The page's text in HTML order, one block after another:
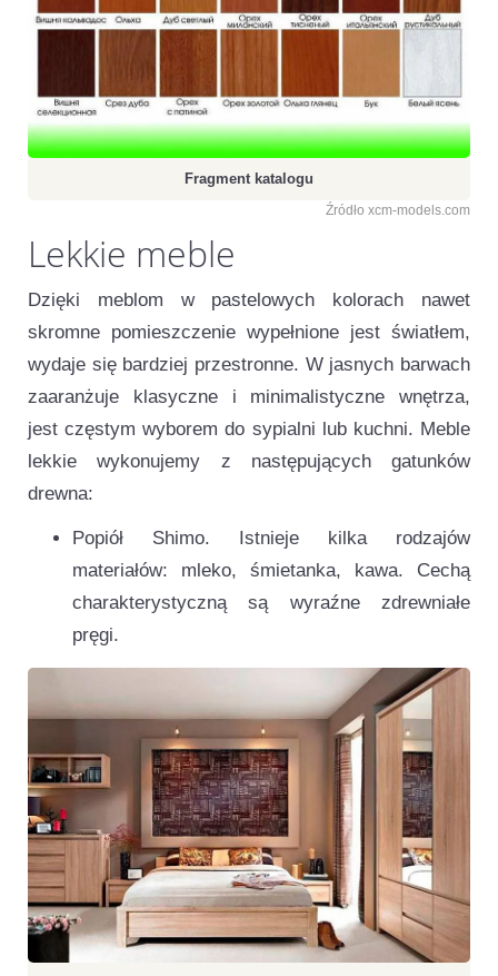
Fragment katalogu
Źródło xcm-models.com
Lekkie meble
Dzięki meblom w pastelowych kolorach nawet
skromne pomieszczenie wypełnione jest światłem,
wydaje się bardziej przestronne. W jasnych barwach
zaaranżuje klasyczne i minimalistyczne wnętrza,
jest częstym wyborem do sypialni lub kuchni. Meble
lekkie wykonujemy z następujących gatunków
drewna:
Popiół Shimo. Istnieje kilka rodzajów
materiałów: mleko, śmietanka, kawa. Cechą
charakterystyczną są wyraźne zdrewniałe
pręgi.